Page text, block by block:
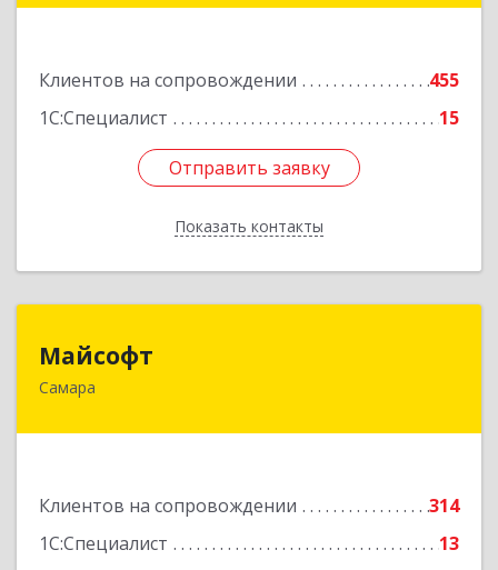
Клиентов на сопровождении
455
1С:Специалист
15
Отправить заявку
Показать контакты
Подробнее
Отправить заявку
Назад
Майсофт
Самара
Клиентов на сопровождении
314
1С:Специалист
13
443076, Самарская обл, Самара г, Партизанская